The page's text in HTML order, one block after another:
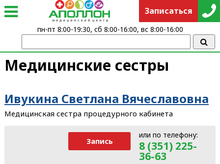
Медицинские сестры
Ивукина Светлана Вячеславовна
Медицинская сестра процедурного кабинета
или по телефону:
8 (351) 225-
36-63
Запись
Записаться
пн-пт 8:00-19:30, сб 8:00-16:00, вс 8:00-16:00